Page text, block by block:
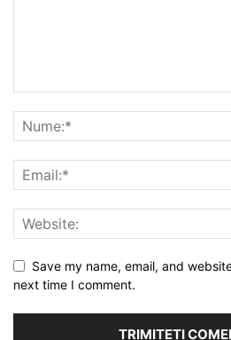
Save my name, email, and
next time I comment.